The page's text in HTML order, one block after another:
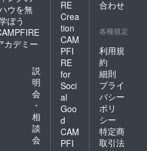
ウを無
ぼう
カデミー
説
明
会
・
相
談
会
RE
Crea
tion
CAM
PFI
RE
for
Soci
al
Goo
d
CAM
PFI
合わせ
各種規定
利用規
約
細則
プライ
バシー
ポリ
シー
特定商
取引法